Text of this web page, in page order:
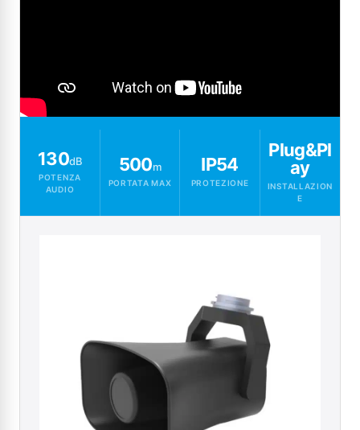
130dB
POTENZA
AUDIO
500m
PORTATA MAX
IP54
PROTEZIONE
Plug&Pl
ay
INSTALLAZION
E